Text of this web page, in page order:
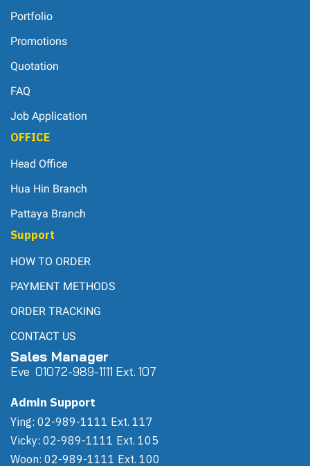
Portfolio
Promotions
Quotation
FAQ
Job Application
OFFICE
Head Office
Hua Hin Branch
Pattaya Branch
Support
HOW TO ORDER
PAYMENT METHODS
ORDER TRACKING
CONTACT US
Sales Manager
Eve 01072-989-1111 Ext. 107
Admin Support
Ying: 02-989-1111 Ext. 117
Vicky: 02-989-1111 Ext. 105
Woon: 02-989-1111 Ext. 100